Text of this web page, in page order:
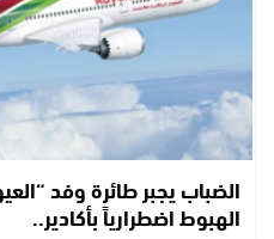
الضباب يجبر طائرة وفد
الهبوط اضطرارياً بأكادير..